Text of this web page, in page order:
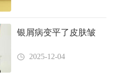
银屑病变平了皮肤皱
2025-12-04